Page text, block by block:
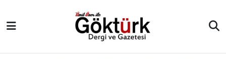
Eyüpsultan Hava Durumu